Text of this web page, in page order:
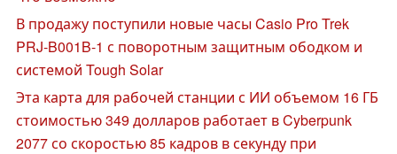
В продажу поступили новые часы Casio Pro Trek
PRJ-B001B-1 с поворотным защитным ободком и
системой Tough Solar
Эта карта для рабочей станции с ИИ объемом 16 ГБ
стоимостью 349 долларов работает в Cyberpunk
2077 со скоростью 85 кадров в секунду при